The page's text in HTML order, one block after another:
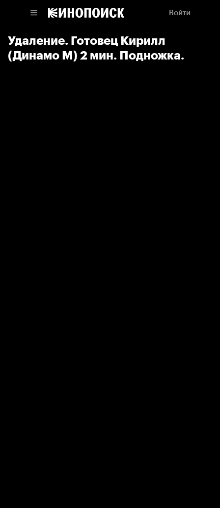
Войти
Удаление. Готовец Кирилл
(Динамо М) 2 мин. Подножка.